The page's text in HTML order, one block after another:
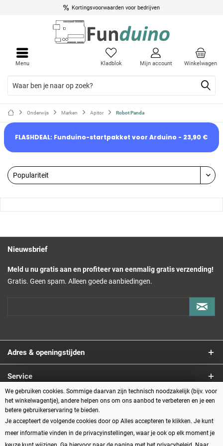
Kortingsvoorwaarden voor bedrijven
Winkelwagen
Kladblok Mijn account
Menu
Onderwijs Marken Apitor Robot Panda
FLASHDEAL: Funduino-startpakket voor Arduino - 23,90 €
Nieuwsbrief
Meld u nu gratis aan en profiteer van eenmalig gratis verzending!
Gratis. Geen spam. Alleen goede aanbiedingen.
Adres & openingstijden
Service
Informatie
Betaalmethoden
We gebruiken cookies. Sommige daarvan zijn technisch noodzakelijk (bijv. voor
het winkelwagentje), andere helpen ons om ons aanbod te verbeteren en je een
betere gebruikerservaring te bieden.
Je accepteert de volgende cookies door op Alles accepteren te klikken. Je kunt
meer informatie vinden in de privacyinstellingen, waar je ook op elk moment je